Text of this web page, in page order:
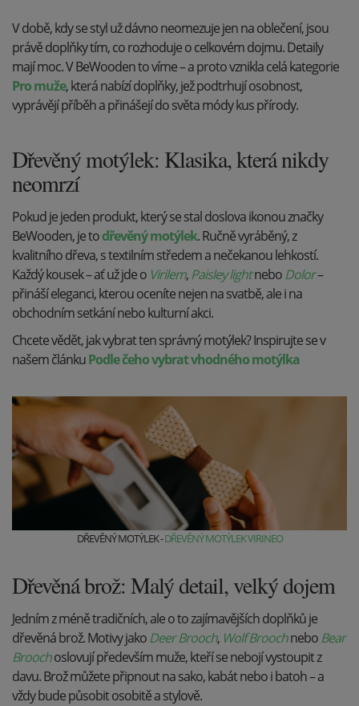
V době, kdy se styl už dávno neomezuje jen na oblečení, jsou
právě doplňky tím, co rozhoduje o celkovém dojmu. Detaily
mají moc. V BeWooden to víme – a proto vznikla celá kategorie
Pro muže, která nabízí doplňky, jež podtrhují osobnost,
vyprávějí příběh a přinášejí do světa módy kus přírody.
Dřevěný motýlek: Klasika, která nikdy
neomrzí
Pokud je jeden produkt, který se stal doslova ikonou značky
BeWooden, je todřevěný motýlek. Ručně vyráběný, z
kvalitního dřeva, s textilním středem a nečekanou lehkostí.
Každý kousek – ať už jde o Virilem,Paisley lightneboDolor–
přináší eleganci, kterou oceníte nejen na svatbě, ale i na
obchodním setkání nebo kulturní akci.
Chcete vědět, jak vybrat ten správný motýlek? Inspirujte se v
našem článkuPodle čeho vybrat vhodného motýlka
DŘEVĚNÝ MOTÝLEK -DŘEVĚNÝ MOTÝLEK VIRINEO
Dřevěná brož: Malý detail, velký dojem
Jedním z méně tradičních, ale o to zajímavějších doplňků je
dřevěná brož. Motivy jakoDeer Brooch, Wolf BroochneboBear
Broochoslovují především muže, kteří se nebojí vystoupit z
davu. Brož můžete připnout na sako, kabát nebo i batoh – a
vždy bude působit osobitě a stylově.